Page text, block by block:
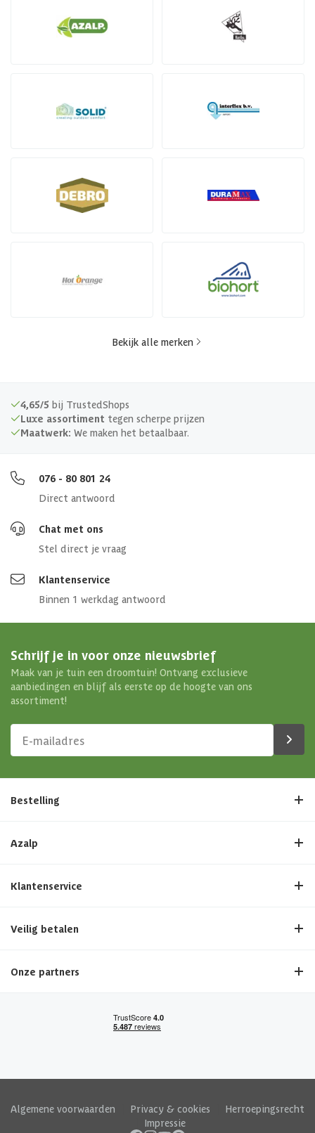
Bekijk alle merken
4,65/5 bij TrustedShops
Luxe assortiment tegen scherpe prijzen
Maatwerk: We maken het betaalbaar.
076 - 80 801 24
Direct antwoord
Chat met ons
Stel direct je vraag
Klantenservice
Binnen 1 werkdag antwoord
Schrijf je in voor onze nieuwsbrief
Maak van je tuin een droomtuin! Ontvang exclusieve
aanbiedingen en blijf als eerste op de hoogte van ons
assortiment!
Bestelling
Azalp
Klantenservice
Veilig betalen
Onze partners
Algemene voorwaarden Privacy & cookies
Herroepingsrecht
Impressie